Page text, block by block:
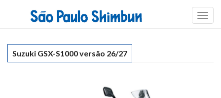
Suzuki GSX-S1000 versão 26/27